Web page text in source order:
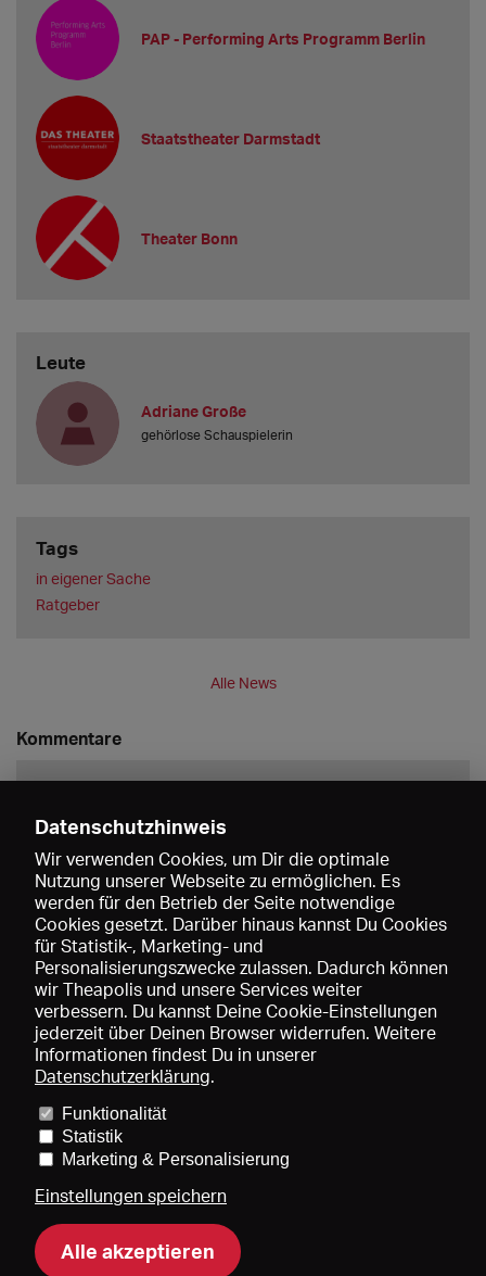
PAP - Performing Arts Programm Berlin
Staatstheater Darmstadt
Theater Bonn
Leute
Adriane Große
gehörlose Schauspielerin
Tags
in eigener Sache
Ratgeber
Alle News
Kommentare
Speichern
Preise und Mitgliedschaften
Mediadaten
Über uns Impressum
Datenschutzhinweis
Wir verwenden Cookies, um Dir die optimale
Nutzung unserer Webseite zu ermöglichen. Es
werden für den Betrieb der Seite notwendige
Cookies gesetzt. Darüber hinaus kannst Du Cookies
für Statistik-, Marketing- und
Personalisierungszwecke zulassen. Dadurch können
wir Theapolis und unsere Services weiter
verbessern. Du kannst Deine Cookie-Einstellungen
jederzeit über Deinen Browser widerrufen. Weitere
Informationen findest Du in unserer
Datenschutzerklärung.
Funktionalität
Statistik
Marketing & Personalisierung
Einstellungen speichern
Alle akzeptieren